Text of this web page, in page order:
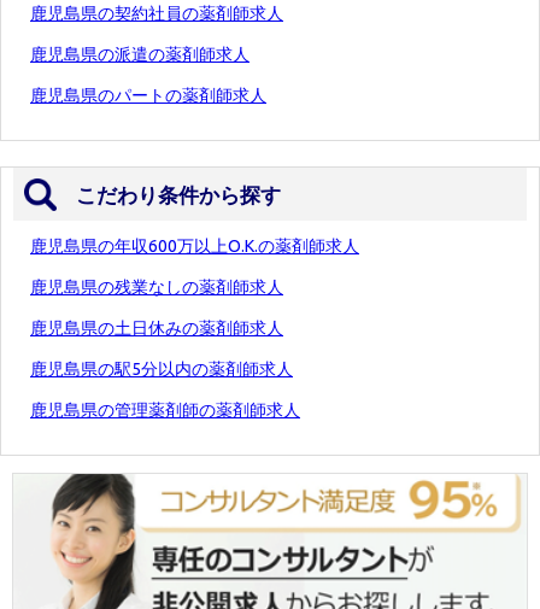
鹿児島県の契約社員の薬剤師求人
鹿児島県の派遣の薬剤師求人
鹿児島県のパートの薬剤師求人
こだわり条件から探す
鹿児島県の年収600万以上O.K.の薬剤師求人
鹿児島県の残業なしの薬剤師求人
鹿児島県の土日休みの薬剤師求人
鹿児島県の駅5分以内の薬剤師求人
鹿児島県の管理薬剤師の薬剤師求人